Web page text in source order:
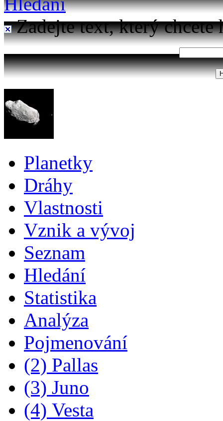
Zadejte text, který chcete
Planetky
Dráhy
Vlastnosti
Vznik a vývoj
Seznam
Hledání
Statistika
Analýza
Pojmenování
(2) Pallas
(3) Juno
(4) Vesta